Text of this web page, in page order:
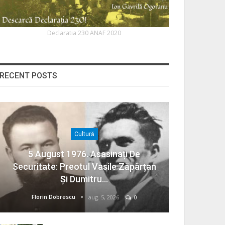
Declaratia 230 ANAF 2020
POSTS
Cultură
5 August 1976. Asasinați De
Securitate: Preotul Vasile Zăpârțan
Și Dumitru…
Florin Dobrescu aug. 5, 2026 0